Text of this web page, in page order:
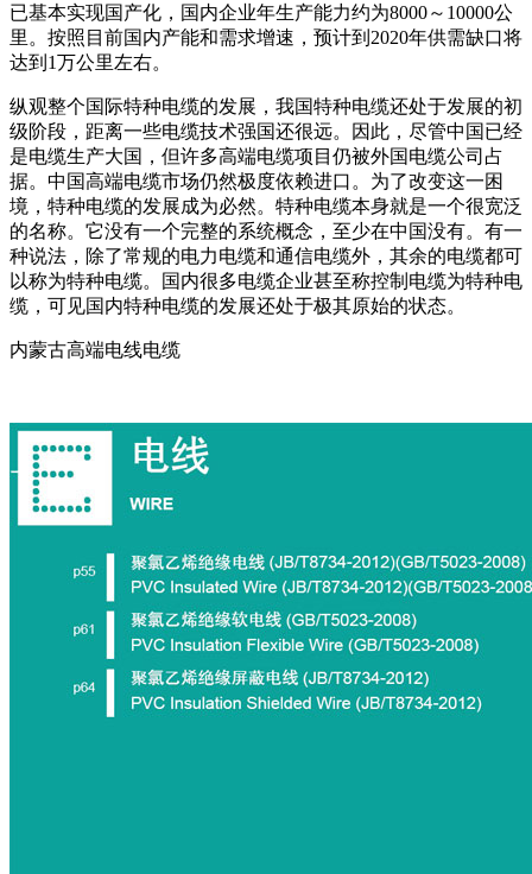
已基本实现国产化，国内企业年生产能力约为8000～10000公
里。按照目前国内产能和需求增速，预计到2020年供需缺口将
达到1万公里左右。
纵观整个国际特种电缆的发展，我国特种电缆还处于发展的初
级阶段，距离一些电缆技术强国还很远。因此，尽管中国已经
是电缆生产大国，但许多高端电缆项目仍被外国电缆公司占
据。中国高端电缆市场仍然极度依赖进口。为了改变这一困
境，特种电缆的发展成为必然。特种电缆本身就是一个很宽泛
的名称。它没有一个完整的系统概念，至少在中国没有。有一
种说法，除了常规的电力电缆和通信电缆外，其余的电缆都可
以称为特种电缆。国内很多电缆企业甚至称控制电缆为特种电
缆，可见国内特种电缆的发展还处于极其原始的状态。
内蒙古高端电线电缆